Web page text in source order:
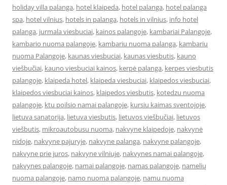
holiday villa palanga, hotel klaipeda, hotel palanga, hotel palanga
spa, hotel vilnius, hotels in palanga, hotels in vilnius, info hotel
palanga, jurmala viesbuciai, kainos palangoje, kambariai Palangoje,
kambario nuoma palangoje, kambariu nuoma palanga, kambariu
nuoma Palangoje, kaunas viesbuciai, kaunas viesbutis, kauno
viešbučiai, kauno viesbuciai kainos, kerpė palanga, kerpes viesbutis
palangoje, klaipeda hotel, klaipeda viesbuciai, klaipedos viesbuciai,
klaipedos viesbuciai kainos, klaipedos viesbutis, kotedzu nuoma
palangoje, ktu poilsio namai palangoje, kursiu kaimas sventojoje,
lietuva sanatorija, lietuva viesbutis, lietuvos viešbučiai, lietuvos
viešbutis, mikroautobusu nuoma, nakvyne klaipedoje, nakvynė
nidoje, nakvyne pajuryje, nakvyne palanga, nakvyne palangoje,
nakvyne prie juros, nakvyne vilniuje, nakvynes namai palangoje,
nakvynes palangoje, namai palangoje, namas palangoje, namelių
nuoma palangoje, namo nuoma palangoje, namu nuoma